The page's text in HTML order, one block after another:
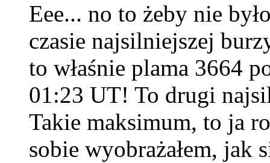
Eee... no to żeby nie
czasie najsilniejszej
to właśnie plama 3664
01:23 UT! To drugi
Takie maksimum, to ja
sobie wyobrażałem, jak